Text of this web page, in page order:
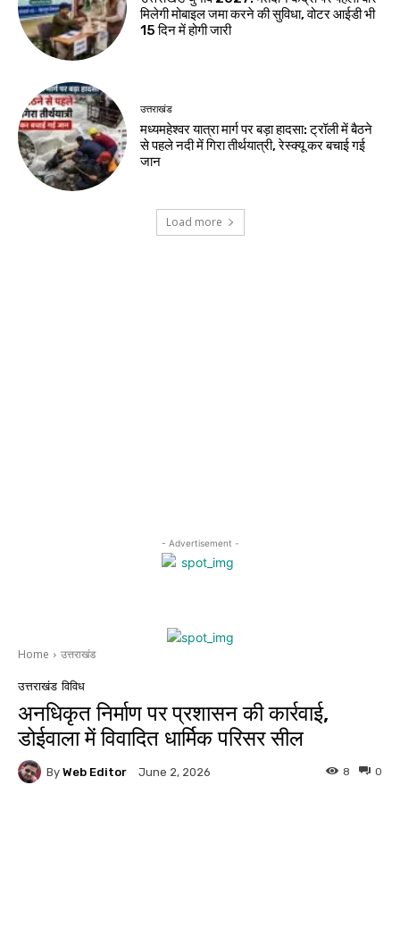
मिलेगी मोबाइल जमा करने की सुविधा, वोटर आईडी भी
15 दिन में होगी जारी
उत्तराखंड
मध्यमहेश्वर यात्रा मार्ग पर बड़ा हादसा: ट्रॉली में बैठने
से पहले नदी में गिरा तीर्थयात्री, रेस्क्यू कर बचाई गई
जान
Load more
- Advertisement -